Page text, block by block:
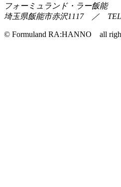
フォーミュランド・ラー飯能
埼玉県飯能市赤沢1117 ／
© Formuland RA:HANNO all